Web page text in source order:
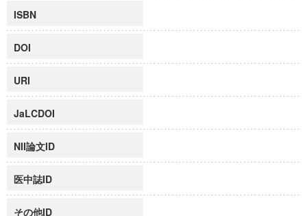
ISBN
DOI
URI
JaLCDOI
NII論文ID
医中誌ID
その他ID